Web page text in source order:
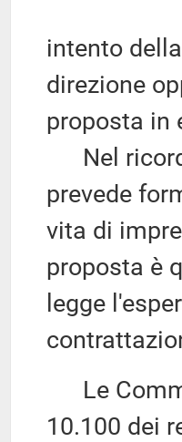
intento
direzione
proposta in
Nel
prevede
vita di
proposta è
legge
Le
10.100 dei